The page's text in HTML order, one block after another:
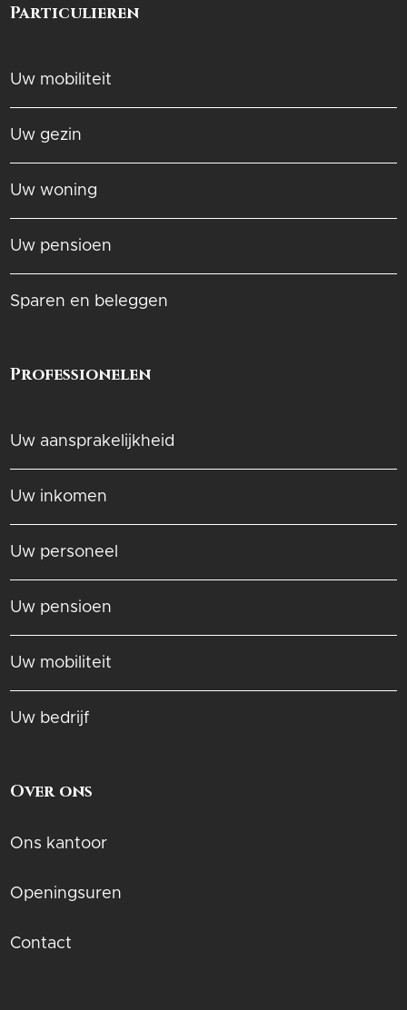
Particulieren
Uw mobiliteit
Uw gezin
Uw woning
Uw pensioen
Sparen en beleggen
Professionelen
Uw aansprakelijkheid
Uw inkomen
Uw personeel
Uw pensioen
Uw mobiliteit
Uw bedrijf
Over ons
Ons kantoor
Openingsuren
Contact